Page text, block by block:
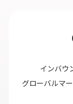
インバウ
グローバルマ